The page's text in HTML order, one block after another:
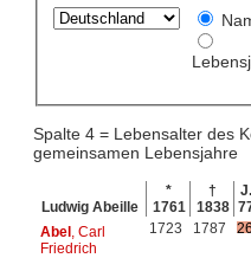
Spalte 4 = Lebensalter des
gemeinsamen Lebensjahre
Ludwig Abeille
*
1761
†
1838
J.
Abel, Carl
Friedrich
1723 1787 26